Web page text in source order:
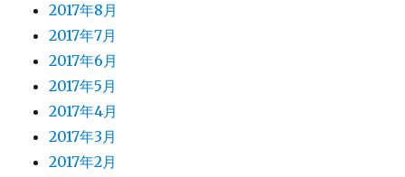
2017年8月
2017年7月
2017年6月
2017年5月
2017年4月
2017年3月
2017年2月